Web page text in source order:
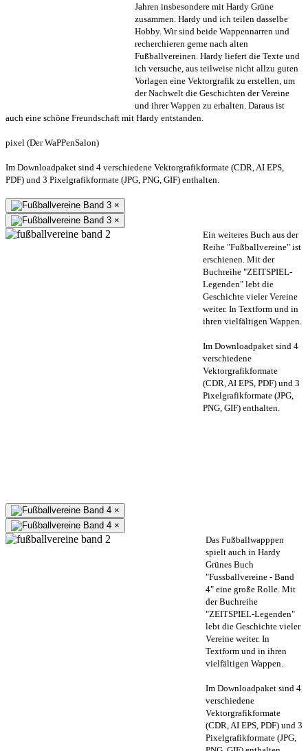
Jahren insbesondere mit Hardy Grüne
zusammen. Hardy und ich teilen dasselbe
Hobby. Wir sind beide Wappennarren und
recherchieren gerne nach alten
Fußballvereinen. Hardy liefert die Texte und
ich versuche, aus teilweise nicht allzu guten
Vorlagen eine Vektorgrafik zu erstellen, um
der Nachwelt die Geschichten der Vereine
und ihrer Wappen zu erhalten. Daraus ist
auch eine schöne Freundschaft mit Hardy entstanden.
pixel (Der WaPPenSalon)
Im Downloadpaket sind 4 verschiedene Vektorgrafikformate (CDR, AI EPS,
PDF) und 3 Pixelgrafikformate (JPG, PNG, GIF) enthalten.
×
×
Ein weiteres Buch aus der
Reihe "Fußballvereine" ist
erschienen. Mit der
Buchreihe "ZEITSPIEL-
Legenden" lebt die
Geschichte vieler Vereine
weiter. In Textform und in
ihren vielfältigen Wappen.
Im Downloadpaket sind 4
verschiedene
Vektorgrafikformate
(CDR, AI EPS, PDF) und 3
Pixelgrafikformate (JPG,
PNG, GIF) enthalten.
×
×
Das Fußballwapppen
spielt auch in Hardy
Grünes Buch
"Fussballvereine - Band
4" eine große Rolle. Mit
der Buchreihe
"ZEITSPIEL-Legenden"
lebt die Geschichte vieler
Vereine weiter. In
Textform und in ihren
vielfältigen Wappen.
Im Downloadpaket sind 4
verschiedene
Vektorgrafikformate
(CDR, AI EPS, PDF) und 3
Pixelgrafikformate (JPG,